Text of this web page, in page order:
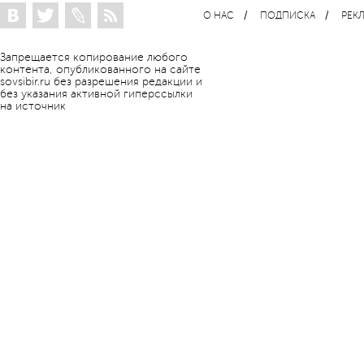
Запрещается копирование любого
контента, опубликованного на сайте
sovsibir.ru без разрешения редакции и
без указания активной гиперссылки
на источник
О НАС ПОДПИСКА